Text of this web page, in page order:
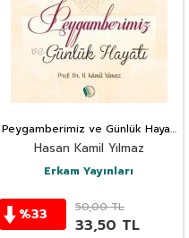
Peygamberimiz ve Günlük Hayatı
(Cep Boy)
Hasan Kamil Yılmaz
Erkam Yayınları
%33 50,00TL
33,50 TL